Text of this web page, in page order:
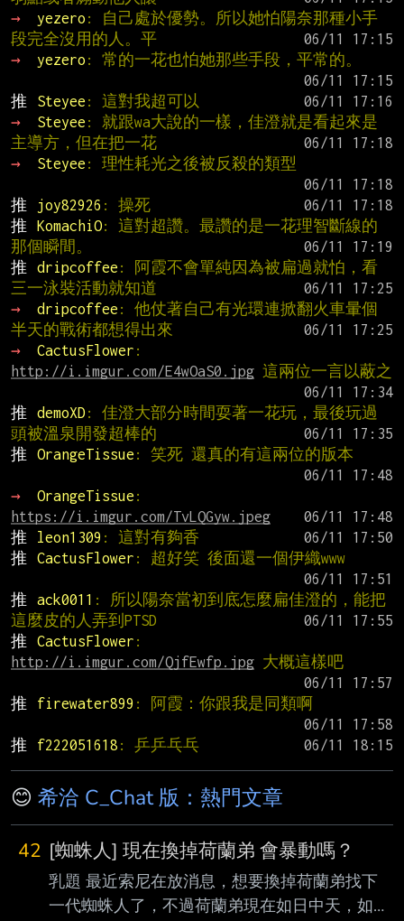
→
yezero : 自己處於優勢。所以她怕陽奈那種小手
段完全沒用的人。平
→
yezero : 常的一花也怕她那些手段，平常的。
推
Steyee : 這對我超可以
→
Steyee : 就跟wa大說的一樣，佳澄就是看起來是
主導方，但在把一花
→
Steyee : 理性耗光之後被反殺的類型
推
joy82926 : 操死
推
KomachiO: 這對超讚。最讚的是一花理智斷線的
那個瞬間。
推
dripcoffee : 阿霞不會單純因為被扁過就怕，看
三一泳裝活動就知道
→
dripcoffee : 他仗著自己有光環連掀翻火車暈個
半天的戰術都想得出來
→
CactusFlower
http://i.imgur.com/E4wOaS0.jpg 這兩位一言以蔽之
推
demoXD : 佳澄大部分時間耍著一花玩，最後玩過
頭被溫泉開發超棒的
推
OrangeTissue : 笑死 還真的有這兩位的版本
→
OrangeTissue
https://i.imgur.com/TvLQGyw.jpeg
推
leon1309 : 這對有夠香
推
CactusFlower : 超好笑 後面還一個伊織www
推
ack0011 : 所以陽奈當初到底怎麼扁佳澄的，能把
這麼皮的人弄到PTSD
推
CactusFlower
http://i.imgur.com/QjfEwfp.jpg 大概這樣吧
推
firewater899 : 阿霞：你跟我是同類啊
推
f222051618 : 乒乒乓乓
😊 希洽 C_Chat 版：熱門文章
42 [蜘蛛人] 現在換掉荷蘭弟 會暴動嗎？
乳題 最近索尼在放消息，想要換掉荷蘭弟找下
一代蜘蛛人了，不過荷蘭弟現在如日中天，如果